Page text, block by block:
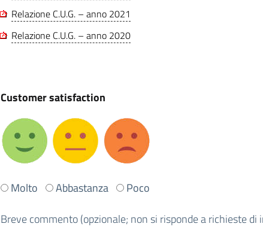
Relazione C.U.G. – anno 2021
Relazione C.U.G. – anno 2020
Customer satisfaction
Ti
stata
Molto Abbastanza
Poco
Breve commento (opzionale; non si risponde a richieste